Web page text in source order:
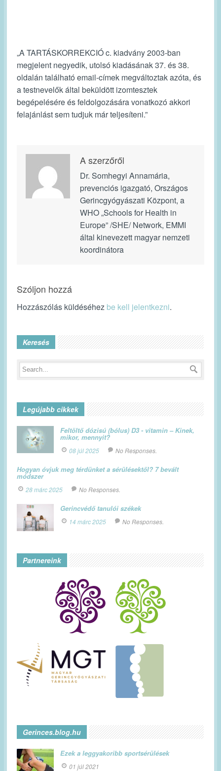
„A TARTÁSKORREKCIÓ c. kiadvány 2003-ban
megjelent negyedik, utolsó kiadásának 37. és 38.
oldalán található email-címek megváltoztak azóta, és
a testnevelők által beküldött izomtesztek
begépelésére és feldolgozására vonatkozó akkori
felajánlást sem tudjuk már teljesíteni.”
A szerzőről
Dr. Somhegyi Annamária,
prevenciós igazgató, Országos
Gerincgyógyászati Központ, a
WHO „Schools for Health in
Europe” /SHE/ Network, EMMI
által kinevezett magyar nemzeti
koordinátora
Szóljon hozzá
Hozzászólás küldéséhez be kell jelentkezni.
Keresés
Legújabb cikkek
Feltöltő dózisú (bólus) D3 - vitamin – Kinek,
mikor, mennyit?
08 júl 2025 No Responses.
Hogyan óvjuk meg térdünket a sérülésektől? 7 bevált
módszer
28 márc 2025 No Responses.
Gerincvédő tanulói székek
14 márc 2025 No Responses.
Partnereink
Gerinces.blog.hu
Ezek a leggyakoribb sportsérülések
01 júl 2021